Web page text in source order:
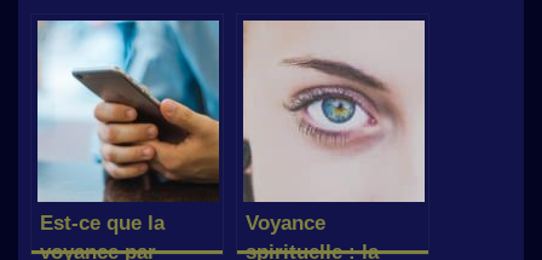
Est-ce que la
voyance par
Voyance
spirituelle : la